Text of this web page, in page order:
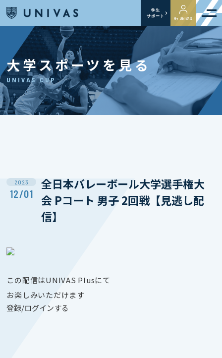
学生
サポート
My UNIVAS
大学スポーツを見る
UNIVAS CUP
2023
12/01
全日本バレーボール大学選手権大
会 Pコート 男子 2回戦【見逃し配
信】
この配信はUNIVAS Plusにて
お楽しみいただけます
登録/ログインする